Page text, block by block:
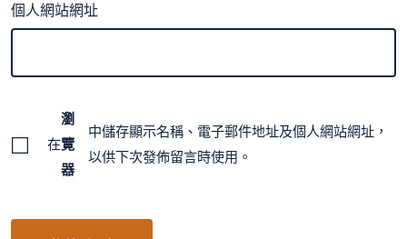
個人網站網址
在
瀏
覽
器
中儲存顯示名稱、電子郵件地址及個人網站網址，
以供下次發佈留言時使用。